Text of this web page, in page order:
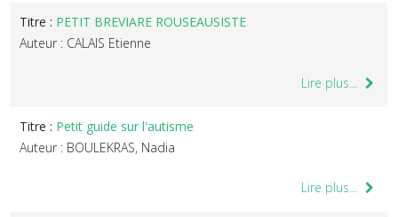
Titre : PETIT BREVIARE ROUSEAUSISTE
Auteur : CALAIS Etienne
Lire plus...
Titre : Petit guide sur l'autisme
Auteur : BOULEKRAS, Nadia
Lire plus...